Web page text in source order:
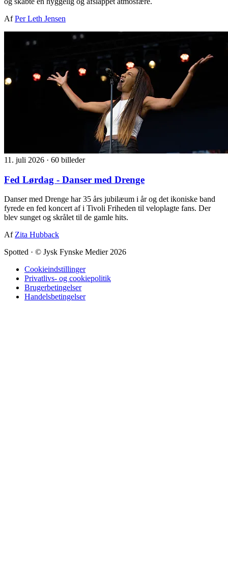
AfPer Leth Jensen
11. juli 2026 · 60 billeder
Fed Lørdag - Danser med Drenge
Danser med Drenge har 35 års jubilæum i år og det ikoniske band
fyrede en fed koncert af i Tivoli Friheden til veloplagte fans. Der
blev sunget og skrålet til de gamle hits.
Af Zita Hubback
Spotted · © Jysk Fynske Medier 2026
Cookieindstillinger
Privatlivs- og cookiepolitik
Brugerbetingelser
Handelsbetingelser